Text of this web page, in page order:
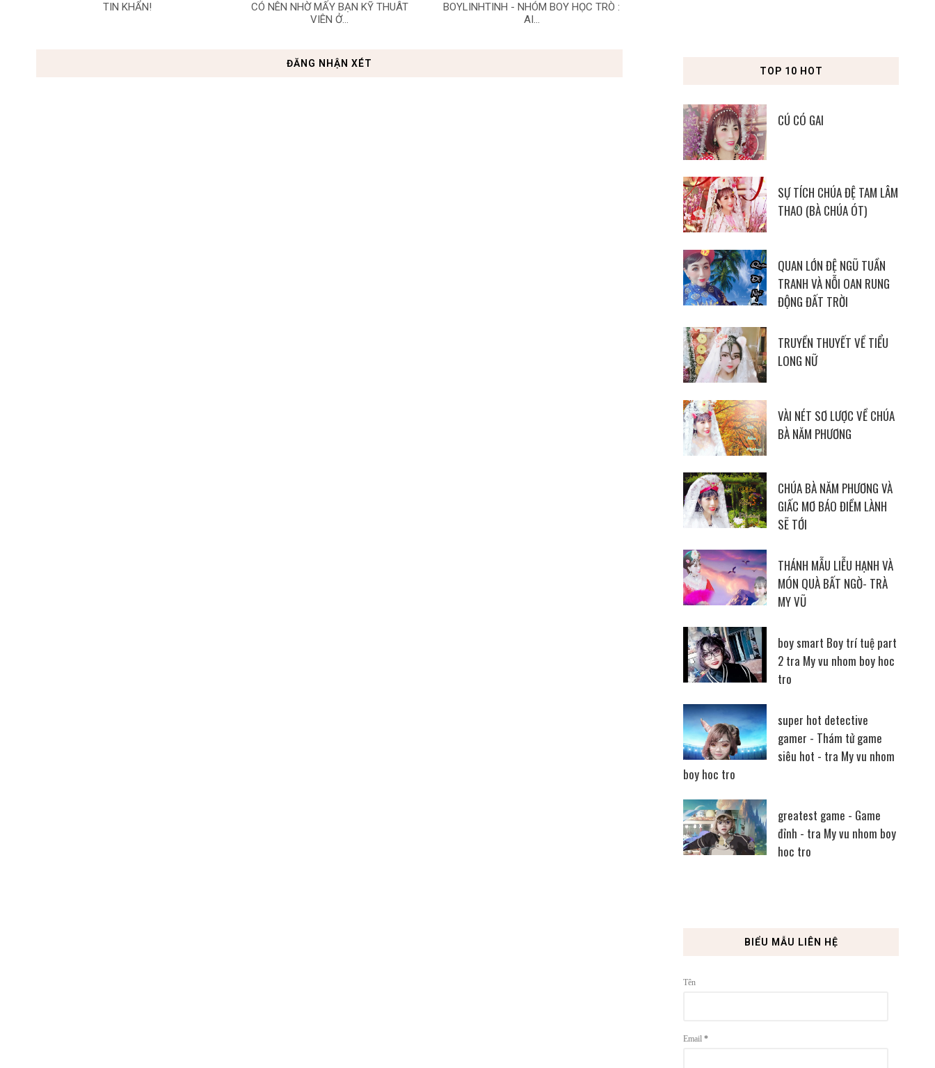
TIN KHẨN!
CÓ NÊN NHỜ MẤY BẠN KỸ THUÂT
VIÊN Ở...
BOYLINHTINH - NHÓM BOY HỌC TRÒ :
AI...
ĐĂNG NHẬN XÉT
TOP 10 HOT
CÚ CÓ GAI
SỰ TÍCH CHÚA ĐỆ TAM LÂM
THAO (BÀ CHÚA ÓT)
QUAN LỚN ĐỆ NGŨ TUẦN
TRANH VÀ NỖI OAN RUNG
ĐỘNG ĐẤT TRỜI
TRUYỀN THUYẾT VỀ TIỂU
LONG NỮ
VÀI NÉT SƠ LƯỢC VỀ CHÚA
BÀ NĂM PHƯƠNG
CHÚA BÀ NĂM PHƯƠNG VÀ
GIẤC MƠ BÁO ĐIỀM LÀNH
SẼ TỚI
THÁNH MẪU LIỄU HẠNH VÀ
MÓN QUÀ BẤT NGỜ- TRÀ
MY VŨ
boy smart Boy trí tuệ part
2 tra My vu nhom boy hoc
tro
super hot detective
gamer - Thám tử game
siêu hot - tra My vu nhom
boy hoc tro
greatest game - Game
đỉnh - tra My vu nhom boy
hoc tro
BIỂU MẪU LIÊN HỆ
Tên
Email *